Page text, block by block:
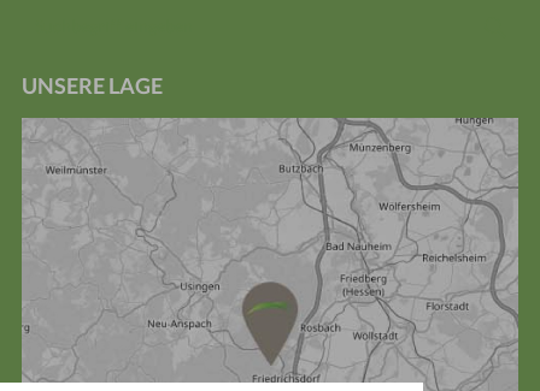
UNSERE LAGE